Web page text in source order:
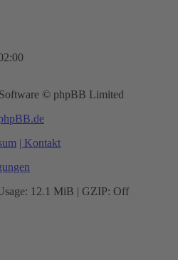
© phpBB Limited
| Kontakt
12.1 MiB | GZIP: Off